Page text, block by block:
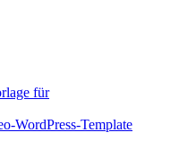
für
WordPress-Template